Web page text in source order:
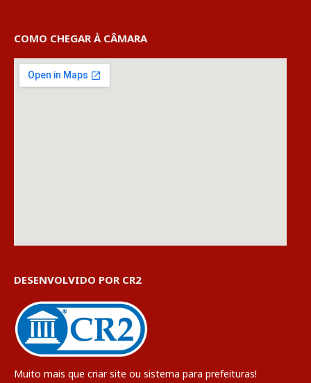
COMO CHEGAR À CÂMARA
DESENVOLVIDO POR CR2
Muito mais que criar site ou sistema para prefeituras!